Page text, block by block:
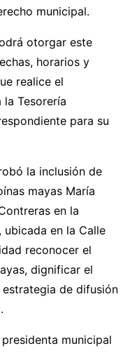
municipal.
otorgar este
horarios y
realice el
Tesorería
para su
la inclusión de
mayas María
en la
ubicada en la Calle
reconocer el
dignificar el
de difusión
municipal